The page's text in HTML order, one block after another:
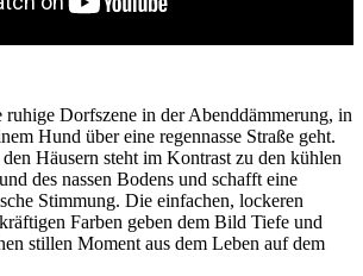
Dorfszene in der Abenddämmerung, in
Hund über eine regennasse Straße geht.
Häusern steht im Kontrast zu den kühlen
des nassen Bodens und schafft eine
Stimmung. Die einfachen, lockeren
Farben geben dem Bild Tiefe und
stillen Moment aus dem Leben auf dem